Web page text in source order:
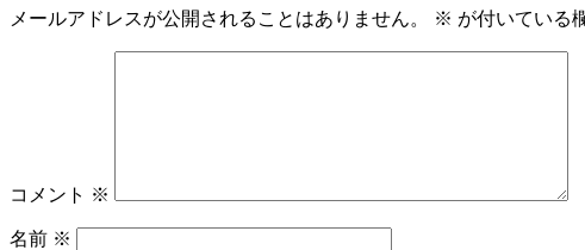
メールアドレスが公開されることはありません。 ※ が付いている
コメント ※
名前 ※